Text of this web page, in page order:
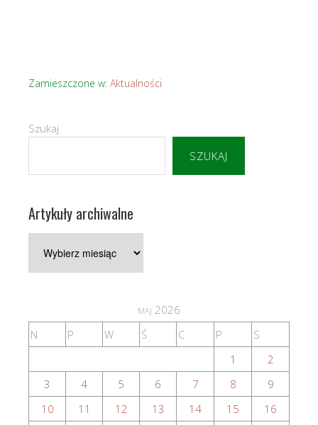
Zamieszczone w: Aktualności
Szukaj
SZUKAJ
Artykuły archiwalne
archiwalne
maj 2026
N
P W Ś C P
S
1
2
3
4 5 6 7 8
9
10
11 12 13 14 15
16